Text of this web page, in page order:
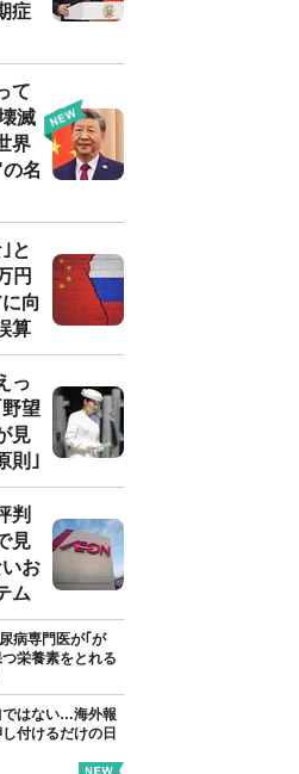
症
て
滅
界
名
と
円
向
算
っ
望
見
則｣
判
見
お
ム
病専門医が｢が
栄養素をとれる
ではない…海外報
付けるだけの日